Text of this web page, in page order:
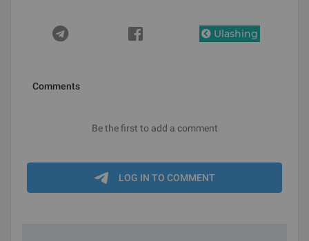
Ulashing